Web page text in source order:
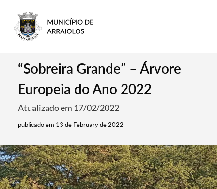
“Sobreira Grande” – Árvore
Europeia do Ano 2022
Atualizado em 17/02/2022
publicado em 13 de February de 2022